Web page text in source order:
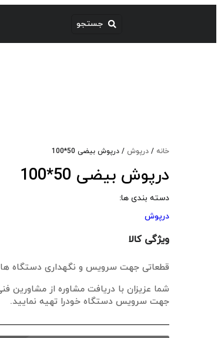
خانه / درپوش / درپوش بیضی 50*100
درپوش بیضی 50*100
دسته بندی ها:
درپوش
ویژگی کالا
قطعاتی جهت سرویس و نگهداری دستگاه
شما عزیزان با دریافت مشاوره از
جهت سرویس دستگاه خودرا تهیه نمایید.